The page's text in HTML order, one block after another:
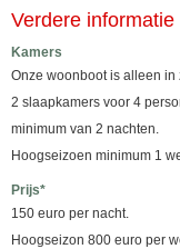
Verdere informatie
Kamers
Onze woonboot is alleen in
2 slaapkamers voor 4
minimum van 2 nachten.
Hoogseizoen minimum 1
Prijs*
150 euro per nacht.
Hoogseizon 800 euro per